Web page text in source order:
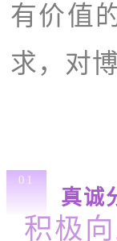
有价值
求，对
01
真诚
积极